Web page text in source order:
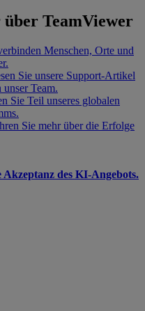
TeamViewer
Menschen, Orte und
Sie unsere Support-Artikel
Team.
Sie Teil unseres globalen
Sie mehr über die Erfolge
des KI-Angebots.